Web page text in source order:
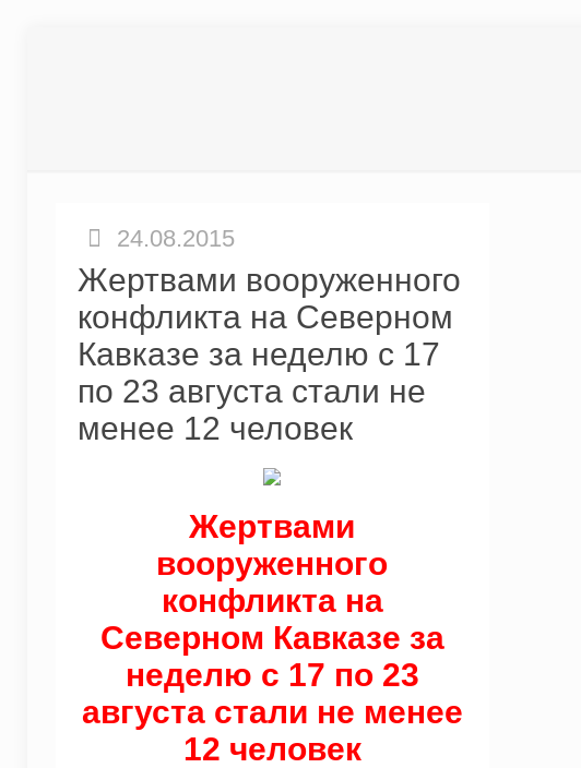
24.08.2015
Жертвами вооруженного
конфликта на Северном
Кавказе за неделю с 17
по 23 августа стали не
менее 12 человек
Жертвами
вооруженного
конфликта на
Северном Кавказе за
неделю с 17 по 23
августа стали не менее
12 человек